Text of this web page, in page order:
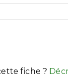
besoins
fiche ?